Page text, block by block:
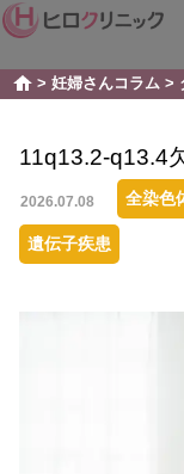
home妊婦さんコラム
11q13.2-q13.4
2026.07.08 全染色
遺伝子疾患